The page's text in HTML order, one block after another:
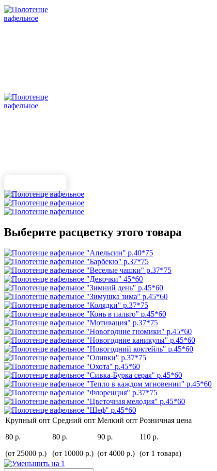
Выберите расцветку этого товара
Крупный опт
80 р.
(от 25000 р.)
Средний опт
80 р.
(от 10000 р.)
Мелкий опт
90 р.
(от 4000 р.)
Розничная цена
110 р.
(от 1 товара)